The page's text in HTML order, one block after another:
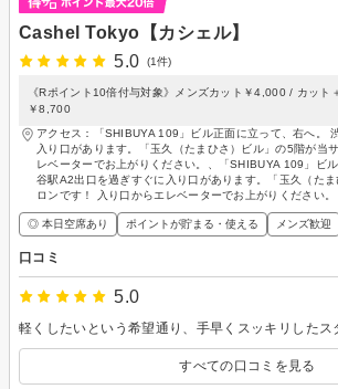
Cashel Tokyo【カシェル】
5.0
(1件)
《Rポイント10倍付与対象》メンズカット￥4,000 / カット
￥8,700
アクセス：「SHIBUYA 109」ビル正面に立って、右へ。
入り口があります。「玉久（たまひさ）ビル」の5階が当
レベーターでお上がりください。、「SHIBUYA 109」ビ
谷駅A2出口を過ぎすぐに入り口があります。「玉久（た
ロンです！ 入り口からエレベーターでお上がりください。
◎ 本日空席あり ポイントが貯まる・使える メンズ歓迎
口コミ
5.0
すべての口コミを見る